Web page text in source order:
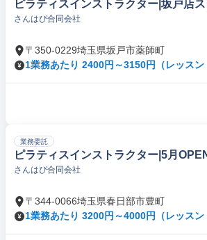
ピラティスインストラクター|坂戸店
さんはぴ合同会社
〒350-0229埼玉県坂戸市薬師町
1業務あたり 2400円～3150円（レッスン
業務委託
ピラティスインストラクター|5月
さんはぴ合同会社
〒344-0066埼玉県春日部市豊町
1業務あたり 3200円～4000円（レッスン